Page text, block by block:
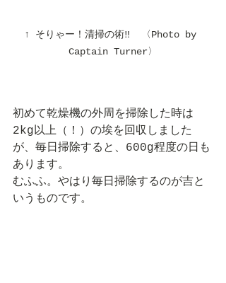
↑ そりゃー！清掃の術‼︎  〈Photo by
Captain Turner〉
初めて乾燥機の外周を掃除した時は
2kg以上（！）の埃を回収しました
が、毎日掃除すると、600g程度の日も
あります。
むふふ。やはり毎日掃除するのが吉と
いうものです。